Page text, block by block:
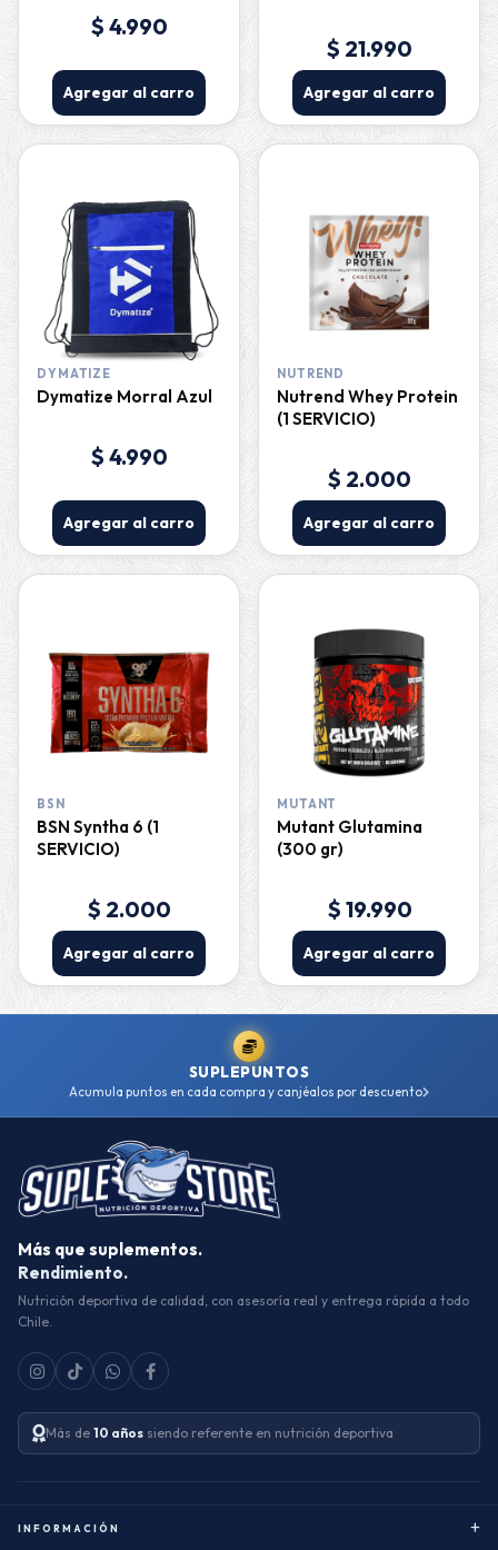
$ 4.990
Agregar al carro
$ 21.990
Agregar al carro
DYMATIZE
Dymatize Morral Azul
$ 4.990
Agregar al carro
NUTREND
Nutrend Whey Protein
(1 SERVICIO)
$ 2.000
Agregar al carro
BSN
BSN Syntha 6 (1
SERVICIO)
$ 2.000
Agregar al carro
MUTANT
Mutant Glutamina
(300 gr)
$ 19.990
Agregar al carro
SUPLEPUNTOS
Acumula puntos en cada compra y canjéalos por descuento
Más que suplementos.
Rendimiento.
Nutrición deportiva de calidad, con asesoría real y entrega rápida a todo
Chile.
Más de 10 años siendo referente en nutrición deportiva
INFORMACIÓN +